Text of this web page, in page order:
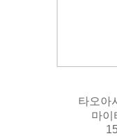
타오아
마이